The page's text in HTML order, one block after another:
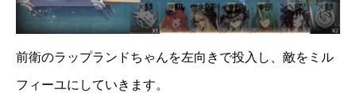
前衛のラップランドちゃんを左向きで投入し、敵をミル
フィーユにしていきます。